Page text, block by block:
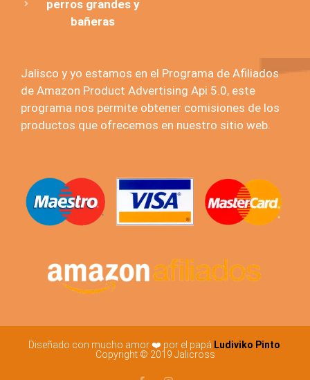
perros grandes y
bañeras
Jalisco y yo estamos en el Programa de Afiliados
de Amazon Product Advertising Api 5.0, este
programa nos permite obtener comisiones de los
productos que ofrecemos en nuestro sitio web.
Diseñado con mucho amor ❤️ por el papá Ludiviko Pinto
Copyright © 2019 Jalicross